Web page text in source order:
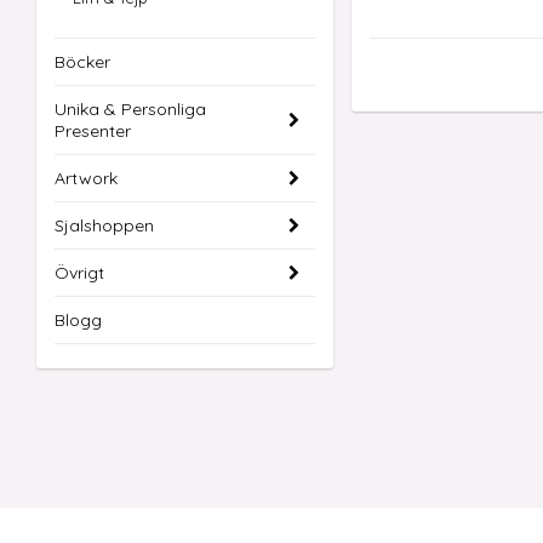
Böcker
Unika & Personliga
Presenter
Artwork
Sjalshoppen
Övrigt
Blogg